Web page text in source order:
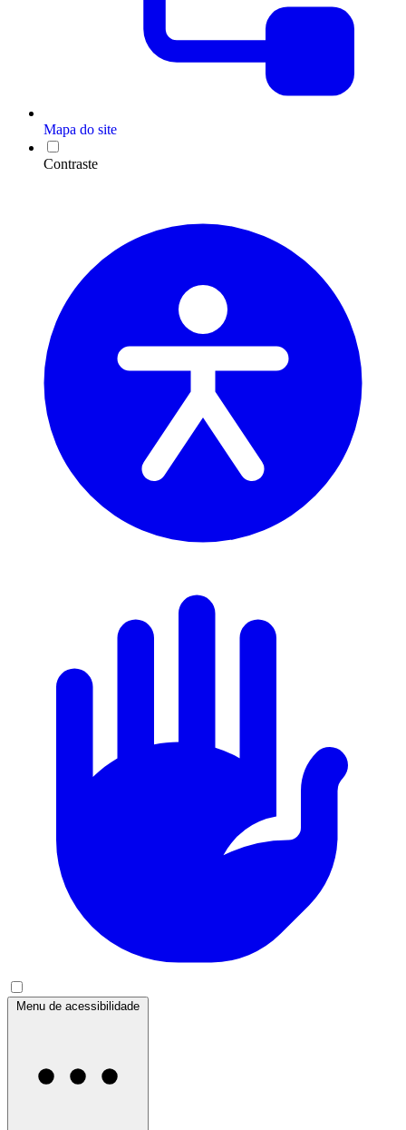
Mapa do site
Contraste
Menu de acessibilidade